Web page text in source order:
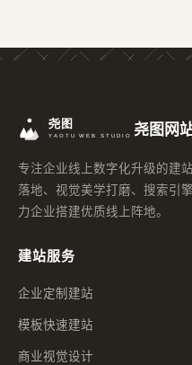
尧图网
专注企业线上数字化升级的建
落地、视觉美学打磨、搜索引
力企业搭建优质线上阵地。
建站服务
企业定制建站
模板快速建站
商业视觉设计